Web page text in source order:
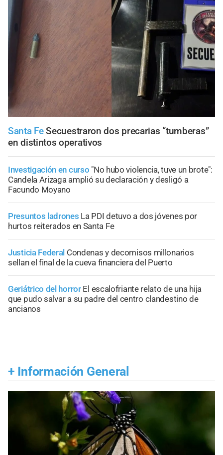
Santa Fe Secuestraron dos precarias “tumberas”
en distintos operativos
Investigación en curso "No hubo violencia, tuve un brote":
Candela Arizaga amplió su declaración y desligó a
Facundo Moyano
Presuntos ladrones La PDI detuvo a dos jóvenes por
hurtos reiterados en Santa Fe
Justicia Federal Condenas y decomisos millonarios
sellan el final de la cueva financiera del Puerto
Geriátrico del horror El escalofriante relato de una hija
que pudo salvar a su padre del centro clandestino de
ancianos
+ Información General